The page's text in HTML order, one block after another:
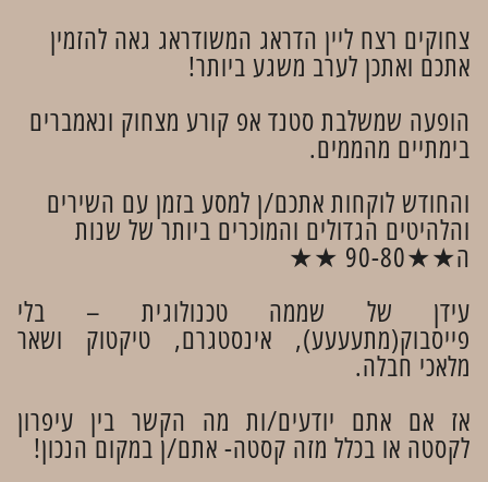
צחוקים רצח ליין הדראג המשודראג גאה להזמין
אתכם ואתכן לערב משגע ביותר!
הופעה שמשלבת סטנד אפ קורע מצחוק ונאמברים
בימתיים מהממים.
והחודש לוקחות אתכם/ן למסע בזמן עם השירים
והלהיטים הגדולים והמוכרים ביותר של שנות
ה★★90-80 ★★
עידן של שממה טכנולוגית – בלי
פייסבוק(מתעעעע), אינסטגרם, טיקטוק ושאר
מלאכי חבלה.
אז אם אתם יודעים/ות מה הקשר בין עיפרון
לקסטה או בכלל מזה קסטה- אתם/ן במקום הנכון!